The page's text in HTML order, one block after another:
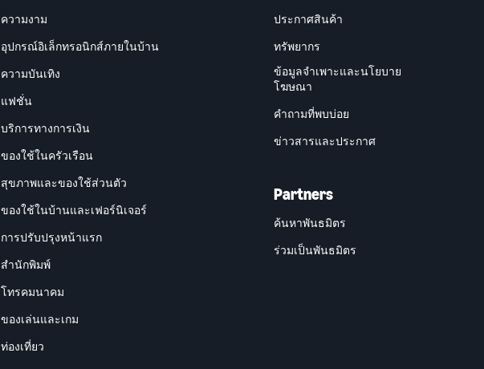
ความงาม
อุปกรณ์อิเล็กทรอนิกส์ภายในบ้าน
ความบันเทิง
แฟชั่น
บริการทางการเงิน
ของใช้ในครัวเรือน
สุขภาพและของใช้ส่วนตัว
ของใช้ในบ้านและเฟอร์นิเจอร์
การปรับปรุงหน้าแรก
สำนักพิมพ์
โทรคมนาคม
ของเล่นและเกม
ท่องเที่ยว
ประกาศสินค้า
ทรัพยากร
ข้อมูลจำเพาะและนโยบาย
โฆษณา
คำถามที่พบบ่อย
ข่าวสารและประกาศ
Partners
ค้นหาพันธมิตร
ร่วมเป็นพันธมิตร